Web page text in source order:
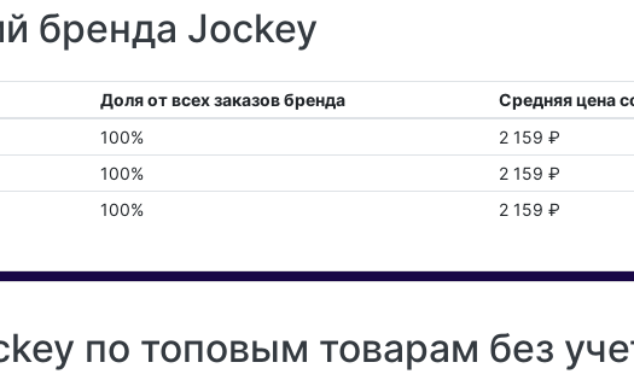
бренда Jockey
Доля от всех заказов бренда
Средняя цена
100%
2 159 ₽
100%
2 159 ₽
100% 2 159 ₽
по топовым товарам без